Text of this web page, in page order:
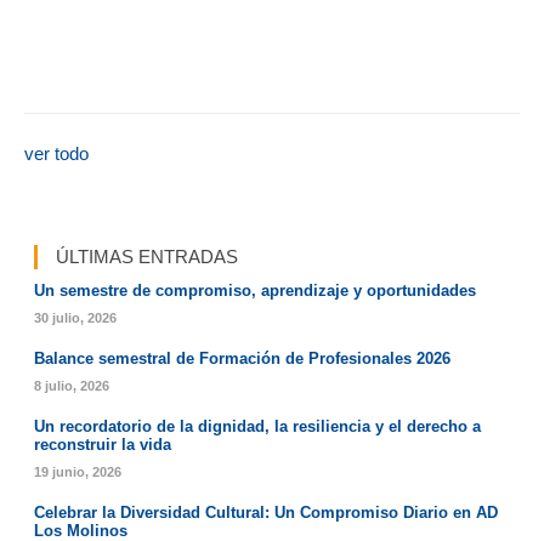
ver todo
ÚLTIMAS ENTRADAS
Un semestre de compromiso, aprendizaje y oportunidades
30 julio, 2026
Balance semestral de Formación de Profesionales 2026
8 julio, 2026
Un recordatorio de la dignidad, la resiliencia y el derecho a
reconstruir la vida
19 junio, 2026
Celebrar la Diversidad Cultural: Un Compromiso Diario en AD
Los Molinos